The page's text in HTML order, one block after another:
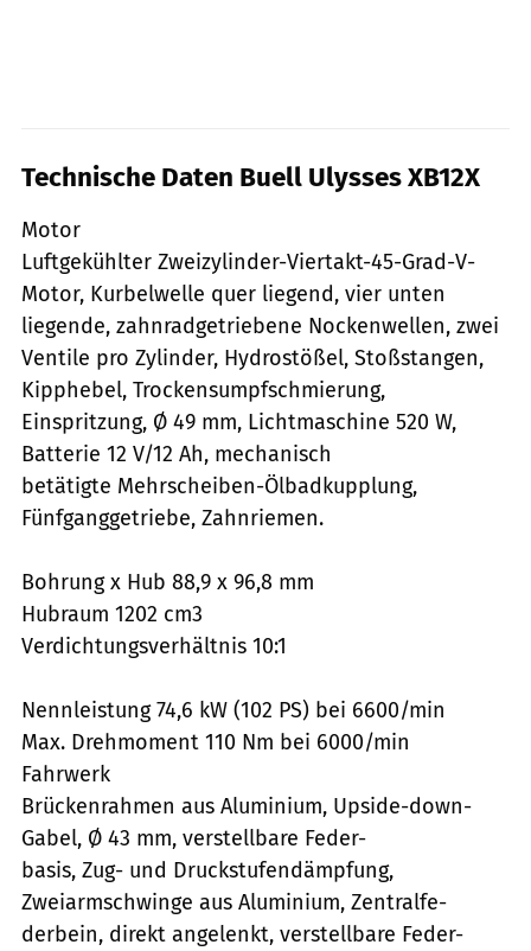
Technische Daten Buell Ulysses XB12X
Motor
Luftgekühlter Zweizylinder-Viertakt-45-Grad-V-
Motor, Kurbelwelle quer liegend, vier unten
liegende, zahnradgetriebene Nockenwellen, zwei
Ventile pro Zylinder, Hydrostößel, Stoßstangen,
Kipphebel, Trockensumpfschmierung,
Einspritzung, Ø 49 mm, Lichtmaschine 520 W,
Batterie 12 V/12 Ah, mechanisch
betätigte Mehrscheiben-Ölbadkupplung,
Fünfganggetriebe, Zahnriemen.
Bohrung x Hub 88,9 x 96,8 mm
Hubraum 1202 cm3
Verdichtungsverhältnis 10:1
Nennleistung 74,6 kW (102 PS) bei 6600/min
Max. Drehmoment 110 Nm bei 6000/min
Fahrwerk
Brückenrahmen aus Aluminium, Upside-down-
Gabel, Ø 43 mm, verstellbare Feder-
basis, Zug- und Druckstufendämpfung,
Zweiarmschwinge aus Aluminium, Zentralfe-
derbein, direkt angelenkt, verstellbare Feder-